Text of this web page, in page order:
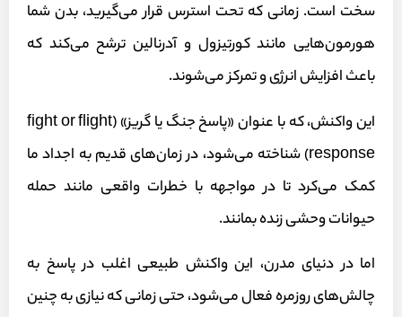
سخت است. زمانی که تحت استرس قرار می‌گیرید، بدن شما
هورمون‌هایی مانند کورتیزول و آدرنالین ترشح می‌کند که
باعث افزایش انرژی و تمرکز می‌شوند.
این واکنش، که با عنوان «پاسخ جنگ یا گریز» (fight or flight
response) شناخته می‌شود، در زمان‌های قدیم به اجداد ما
کمک می‌کرد تا در مواجهه با خطرات واقعی مانند حمله
حیوانات وحشی زنده بمانند.
اما در دنیای مدرن، این واکنش طبیعی اغلب در پاسخ به
چالش‌های روزمره فعال می‌شود، حتی زمانی که نیازی به چنین